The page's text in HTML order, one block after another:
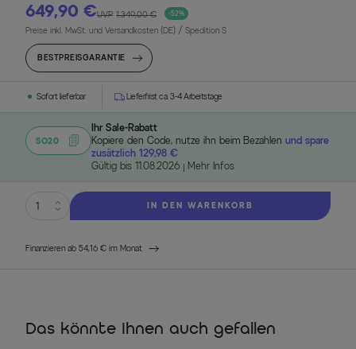
649,90 € -52%
UVP 1.349,00 €
Preise inkl. MwSt. und Versandkosten (DE) / Spedition S
BESTPREISGARANTIE
Sofort lieferbar Lieferfrist ca. 3-4 Arbeitstage
SO20
Ihr Sale-Rabatt
Kopiere den Code, nutze ihn beim Bezahlen und spare
zusätzlich 129,98 €
Gültig bis 11.08.2026
Mehr Infos
IN DEN WARENKORB
Finanzieren ab 54,16 € im Monat
Das könnte Ihnen auch gefallen